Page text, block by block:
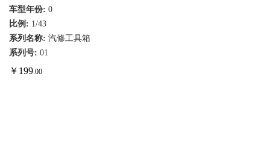
车型年份: 0
比例: 1/43
系列名称: 汽修工具箱
系列号: 01
￥ 199 .00